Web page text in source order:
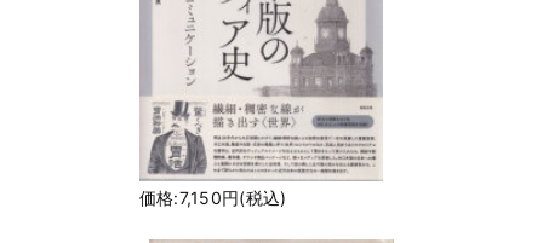
価格:7,150円(税込)